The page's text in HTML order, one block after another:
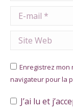
E-mail *
Site Web
Enregistrez mon
navigateur pour la
J’ai lu et